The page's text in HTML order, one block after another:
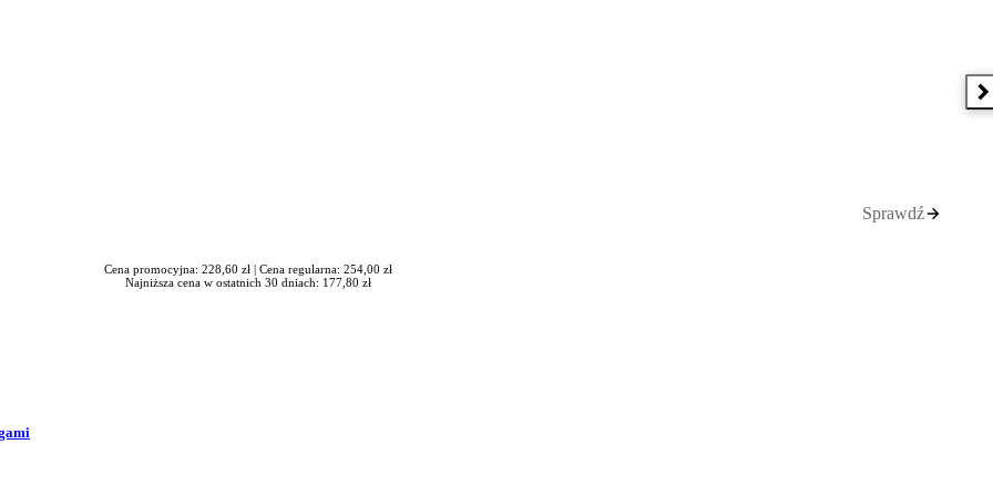
Sprawdź
Cena promocyjna: 228,60 zł | Cena regularna: 254,00 zł
Najniższa cena w ostatnich 30 dniach: 177,80 zł